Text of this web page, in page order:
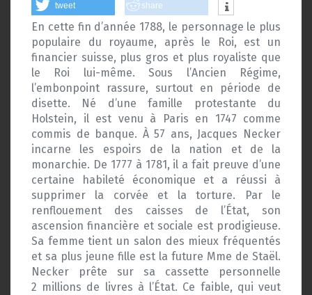
tweet share
En cette fin d’année 1788, le personnage le plus
populaire du royaume, après le Roi, est un
financier suisse, plus gros et plus royaliste que
le Roi lui-même. Sous l’Ancien Régime,
l’embonpoint rassure, surtout en période de
disette. Né d’une famille protestante du
Holstein, il est venu à Paris en 1747 comme
commis de banque. À 57 ans, Jacques Necker
incarne les espoirs de la nation et de la
monarchie. De 1777 à 1781, il a fait preuve d’une
certaine habileté économique et a réussi à
supprimer la corvée et la torture. Par le
renflouement des caisses de l’État, son
ascension financière et sociale est prodigieuse.
Sa femme tient un salon des mieux fréquentés
et sa plus jeune fille est la future Mme de Staël.
Necker prête sur sa cassette personnelle
2 millions de livres à l’État. Ce faible, qui veut